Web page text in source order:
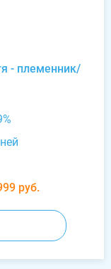
- племенник/
руб.